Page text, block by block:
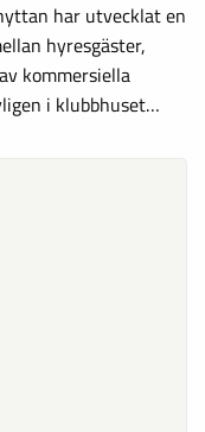
har utvecklat en
hyresgäster,
kommersiella
i klubbhuset…